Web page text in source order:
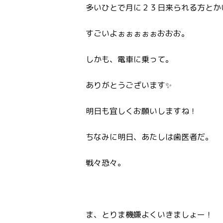
多いひとで月に２３日来られる方とか
すごいよぉぉぉぉぉおおお。
しかも、電車に乗って。
ありがとうございます✨
明日も宜しくお願いしますね！
ちなみに明日、あたしは歯医者だ。
戦々恐々。
ま、とりま機嫌よくいきましょー！